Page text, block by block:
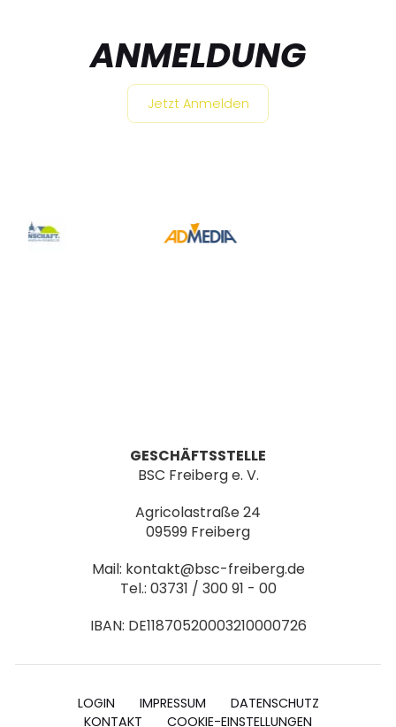
ANMELDUNG
Jetzt Anmelden
GESCHÄFTSSTELLE
BSC Freiberg e. V.
Agricolastraße 24
09599 Freiberg
Mail: kontakt@bsc-freiberg.de
Tel.: 03731 / 300 91 - 00
IBAN: DE11870520003210000726
LOGIN IMPRESSUM
DATENSCHUTZ
KONTAKT
COOKIE-EINSTELLUNGEN